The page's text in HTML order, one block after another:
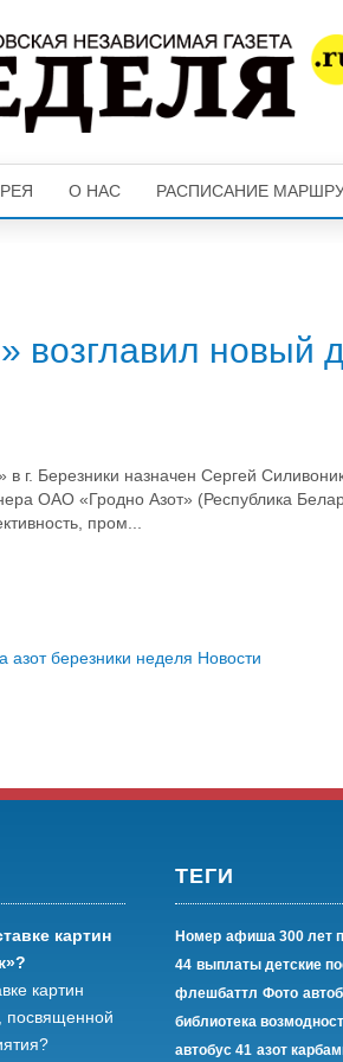
О НАС РАСПИСАНИЕ
новый
г. Березники назначен Сергей
ОАО «Гродно Азот» (Республика
пром...
азот березники неделя Новости
картин
картин
посвященной
ТЕГИ
Номер афиша 300 лет
44 выплаты детские
флешбаттл Фото
библиотека
автобус 41 азот